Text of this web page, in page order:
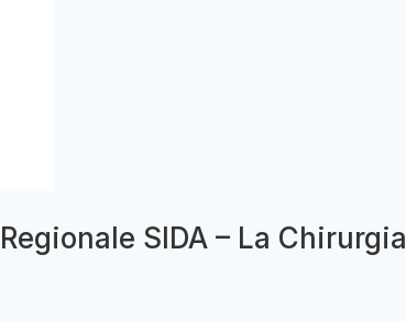
SIDA – La Chirurgia